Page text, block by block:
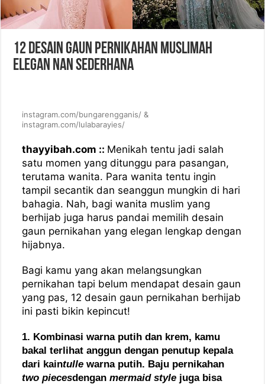
12 Desain Gaun Pernikahan Muslimah
Elegan Nan Sederhana
instagram.com/bungarengganis/ &
instagram.com/lulabarayies/
thayyibah.com :: Menikah tentu jadi salah
satu momen yang ditunggu para pasangan,
terutama wanita. Para wanita tentu ingin
tampil secantik dan seanggun mungkin di hari
bahagia. Nah, bagi wanita muslim yang
berhijab juga harus pandai memilih desain
gaun pernikahan yang elegan lengkap dengan
hijabnya.
Bagi kamu yang akan melangsungkan
pernikahan tapi belum mendapat desain gaun
yang pas, 12 desain gaun pernikahan berhijab
ini pasti bikin kepincut!
1. Kombinasi warna putih dan krem, kamu
bakal terlihat anggun dengan penutup kepala
dari kaintulle warna putih. Baju pernikahan
two piecesdenganmermaid style juga bisa